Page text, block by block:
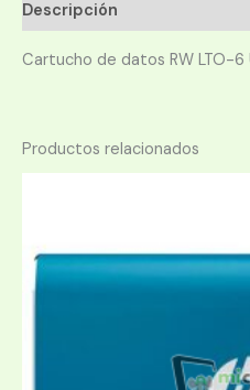
Descripción
Cartucho de datos RW LTO-6
Productos relacionados